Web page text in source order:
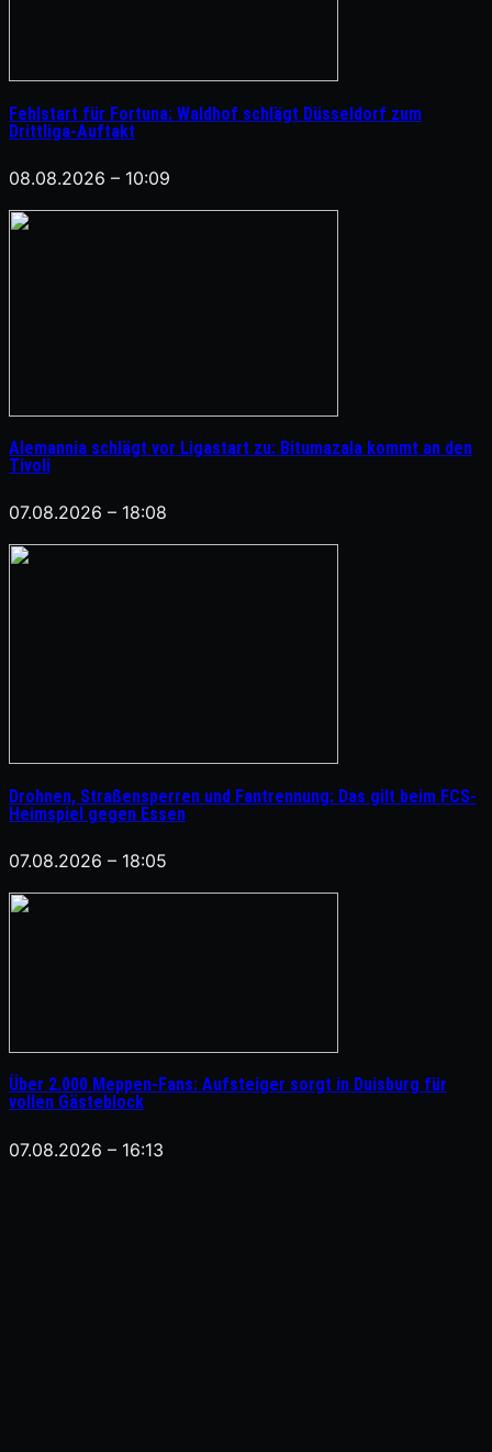
Fehlstart für Fortuna: Waldhof schlägt Düsseldorf zum
Drittliga-Auftakt
08.08.2026 – 10:09
Alemannia schlägt vor Ligastart zu: Bitumazala kommt an den
Tivoli
07.08.2026 – 18:08
Drohnen, Straßensperren und Fantrennung: Das gilt beim FCS-
Heimspiel gegen Essen
07.08.2026 – 18:05
Über 2.000 Meppen-Fans: Aufsteiger sorgt in Duisburg für
vollen Gästeblock
07.08.2026 – 16:13